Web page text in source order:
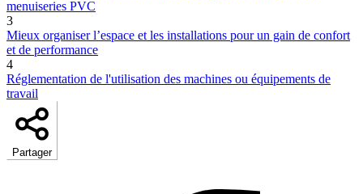
menuiseries PVC
3
Mieux organiser l’espace et les installations pour un gain de confort
et de performance
4
Réglementation de l'utilisation des machines ou équipements de
travail
Partager